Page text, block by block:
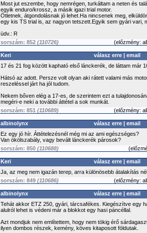
Most jut eszembe, hogy nemrégen, turkáltam a neten és
egyik enduro/krossz, a másik igazi trial motor.
Ötletnek, átgondolásnak jó lehet.Ha nincsenek meg,
egy kis TS trial is, az nagyon tetszett.Egyik sem gyári vari,
üdv.: R
sorszám: 852 (110726) (előzmény:
Keri válasz erre | email
17 és 21 fog között kapható első lánckerék, de láttam már
Hátsó az adott. Persze volt olyan aki rátett valami más
reszeléssel járt ha jól tudom.
Nekem bőven elég a 17-es, de szerintem ezt a
megéri-e neki a további áttétel a sok munkát.
sorszám: 851 (110689) (előzmény:
albinolynx válasz erre | email
Ez egy jó hír. Áttételezésnél még mi az ami egészséges?
Van ökölszabály, vagy bevált lánckerék párosok?
sorszám: 850 (110688) (
Keri válasz erre | email
Ja, az meg nem igazán terep, arra különösebb átalakítás
sorszám: 849 (110686) (előzmény:
albinolynx válasz erre | email
Tehát akkor ETZ 250, gyári, tárcsafékes. Kiegészítve egy
alulról lehet is védeni már a blokkot egy hasi páncéllal.
Azt mondjuk nem említettem, hogy nem tökig érő
ilyen dombos részek, kemény, köves kitaposott földutak.